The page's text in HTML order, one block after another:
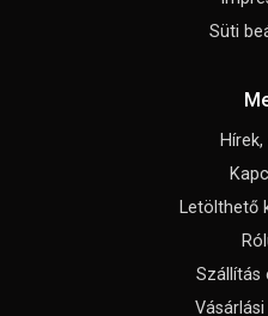
Süti
Letölthető
Szállítás